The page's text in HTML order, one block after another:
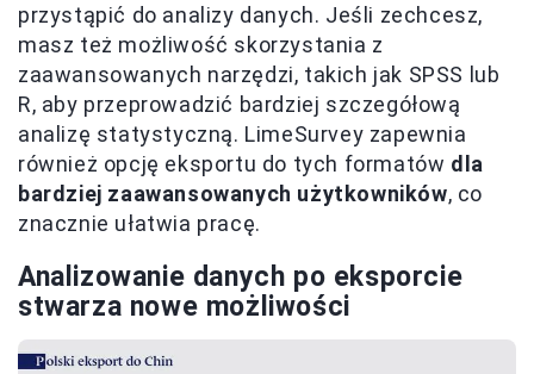
przystąpić do analizy danych. Jeśli zechcesz,
masz też możliwość skorzystania z
zaawansowanych narzędzi, takich jak SPSS lub
R, aby przeprowadzić bardziej szczegółową
analizę statystyczną. LimeSurvey zapewnia
również opcję eksportu do tych formatów dla
bardziej zaawansowanych użytkowników, co
znacznie ułatwia pracę.
Analizowanie danych po eksporcie
stwarza nowe możliwości